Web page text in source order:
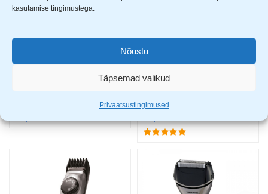
kasutamise tingimustega.
Nõustu
Täpsemad valikud
PrivaatsustingimusedTiross föön TS-432